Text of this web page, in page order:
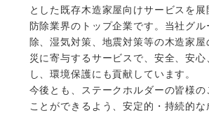
とした既存木造家屋向けサービスを
防除業界のトップ企業です。当社グ
除、湿気対策、地震対策等の木造家
災に寄与するサービスで、安全、安心
し、環境保護にも貢献しています。
今後とも、ステークホルダーの皆様の
ことができるよう、安定的・持続的